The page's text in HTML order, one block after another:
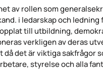
av rollen som
i ledarskap och
till utbildning,
verkligen av deras
det är viktiga sakfrågor
styrelse och alla